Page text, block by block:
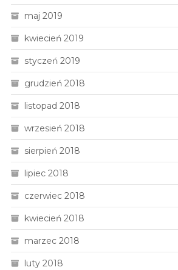
maj 2019
kwiecień 2019
styczeń 2019
grudzień 2018
listopad 2018
wrzesień 2018
sierpień 2018
lipiec 2018
czerwiec 2018
kwiecień 2018
marzec 2018
luty 2018